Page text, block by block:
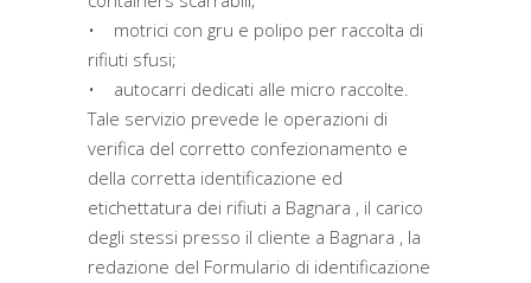
• motrici con gru e polipo per raccolta di
rifiuti sfusi;
• autocarri dedicati alle micro raccolte.
Tale servizio prevede le operazioni di
verifica del corretto confezionamento e
della corretta identificazione ed
etichettatura dei rifiuti a Bagnara , il carico
degli stessi presso il cliente a Bagnara , la
redazione del Formulario di identificazione